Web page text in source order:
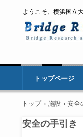
ようこそ、横浜国立
トップページ
トップ › 施設 › 安全
安全の手引き